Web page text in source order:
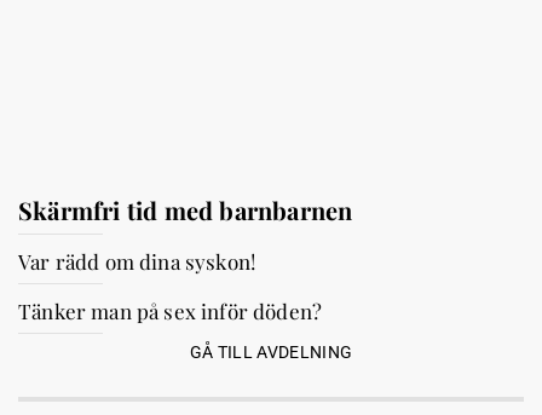
Skärmfri tid med barnbarnen
Var rädd om dina syskon!
Tänker man på sex inför döden?
GÅ TILL AVDELNING